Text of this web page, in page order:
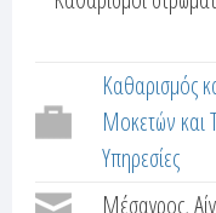
γ
Καθαρισμός
Μοκετών και
Υπηρεσίες
Μέσαγρος,